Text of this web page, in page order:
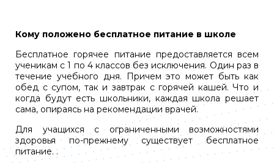
Кому положено бесплатное питание в школе
Бесплатное горячее питание предоставляется всем
ученикам с 1 по 4 классов без исключения. Один раз в
течение учебного дня. Причем это может быть как
обед с супом, так и завтрак с горячей кашей. Что и
когда будут есть школьники, каждая школа решает
сама, опираясь на рекомендации врачей.
Для учащихся с ограниченными возможностями
здоровья по-прежнему существует бесплатное
питание. .